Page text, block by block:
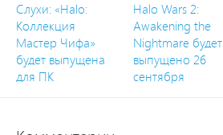
Слухи: «Halo:
Коллекция
Мастер Чифа»
будет выпущена
для ПК
Halo Wars 2:
Awakening the
Nightmare будет
выпущено 26
сентября